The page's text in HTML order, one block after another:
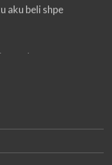
aku beli shpe
paketnya
saya
napa tidak